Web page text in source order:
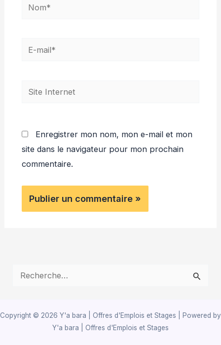
Nom*
E-
Site
Enregistrer mon nom, mon e-mail et mon
site dans le navigateur pour mon prochain
commentaire.
h
Copyright © 2026 Y'a bara | Offres d'Emplois et Stages | Powered by
Y'a bara | Offres d'Emplois et Stages